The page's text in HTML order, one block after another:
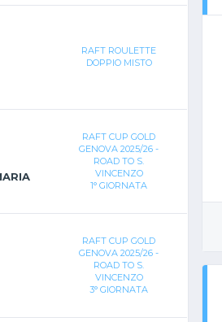
RAFT ROULETTE
DOPPIO MISTO
RAFT CUP GOLD
GENOVA 2025/26 -
ROAD TO S.
VINCENZO
1° GIORNATA
RAFT CUP GOLD
GENOVA 2025/26 -
ROAD TO S.
VINCENZO
3° GIORNATA